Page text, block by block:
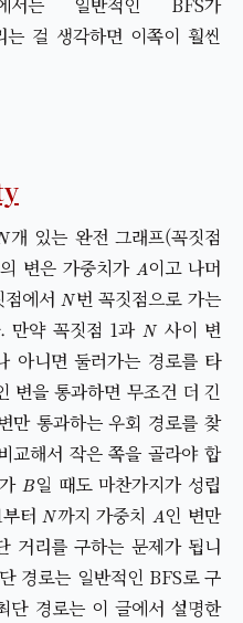
는 일반적인 BFS가
는 걸 생각하면 이쪽이 훨씬
N개 있는 완전 그래프(꼭짓점
변은 가중치가 A이고 나머
점에서N번 꼭짓점으로 가는
만약 꼭짓점 1과 N 사이 변
아니면 둘러가는 경로를 타
변을 통과하면 무조건 더 긴
만 통과하는 우회 경로를 찾
교해서 작은 쪽을 골라야 합
가B일 때도 마찬가지가 성립
부터N까지 가중치 A인 변만
거리를 구하는 문제가 됩니
경로는 일반적인 BFS로 구
단 경로는 이 글에서 설명한